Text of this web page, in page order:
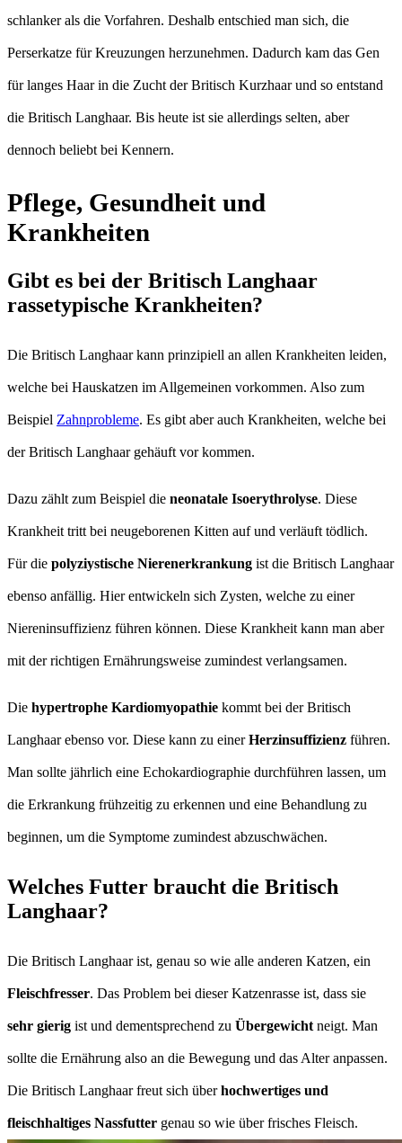
schlanker als die Vorfahren. Deshalb entschied man sich, die
Perserkatze für Kreuzungen herzunehmen. Dadurch kam das Gen
für langes Haar in die Zucht der Britisch Kurzhaar und so entstand
die Britisch Langhaar. Bis heute ist sie allerdings selten, aber
dennoch beliebt bei Kennern.
Pflege, Gesundheit und
Krankheiten
Gibt es bei der Britisch Langhaar
rassetypische Krankheiten?
Die Britisch Langhaar kann prinzipiell an allen Krankheiten leiden,
welche bei Hauskatzen im Allgemeinen vorkommen. Also zum
Beispiel Zahnprobleme. Es gibt aber auch Krankheiten, welche bei
der Britisch Langhaar gehäuft vor kommen.
Dazu zählt zum Beispiel die neonatale Isoerythrolyse. Diese
Krankheit tritt bei neugeborenen Kitten auf und verläuft tödlich.
Für die polyziystische Nierenerkrankung ist die Britisch Langhaar
ebenso anfällig. Hier entwickeln sich Zysten, welche zu einer
Niereninsuffizienz führen können. Diese Krankheit kann man aber
mit der richtigen Ernährungsweise zumindest verlangsamen.
Die hypertrophe Kardiomyopathie kommt bei der Britisch
Langhaar ebenso vor. Diese kann zu einerHerzinsuffizienz führen.
Man sollte jährlich eine Echokardiographie durchführen lassen, um
die Erkrankung frühzeitig zu erkennen und eine Behandlung zu
beginnen, um die Symptome zumindest abzuschwächen.
Welches Futter braucht die Britisch
Langhaar?
Die Britisch Langhaar ist, genau so wie alle anderen Katzen, ein
Fleischfresser. Das Problem bei dieser Katzenrasse ist, dass sie
sehr gierig ist und dementsprechend zu Übergewicht neigt. Man
sollte die Ernährung also an die Bewegung und das Alter anpassen.
Die Britisch Langhaar freut sich überhochwertiges und
fleischhaltiges Nassfutter genau so wie über frisches Fleisch.